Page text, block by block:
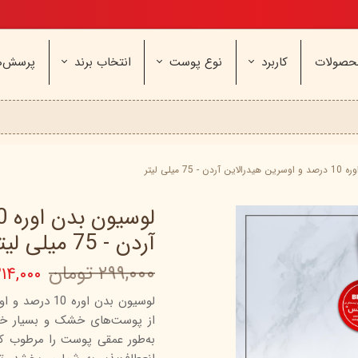
کاربرد
عطر - ادکلن
اسپری بدن
دئودرانت - مام
نوع پوست انتخاب برند
نیوره بیول
ایپک
شون آردن
ویتابلا سینره
سیلکر
سی‌گل
نو‌ آکنه ویتالیر
یونی لد هرمودر
لیتر
آردن - 75 میلی لیتر
۲۹۹,۰۰۰ تومان ۲۱۴,۰۰۰
لوسیون
از پوست‌های خشک و بسیار
به‌طور عمقی پوست را مرطوب